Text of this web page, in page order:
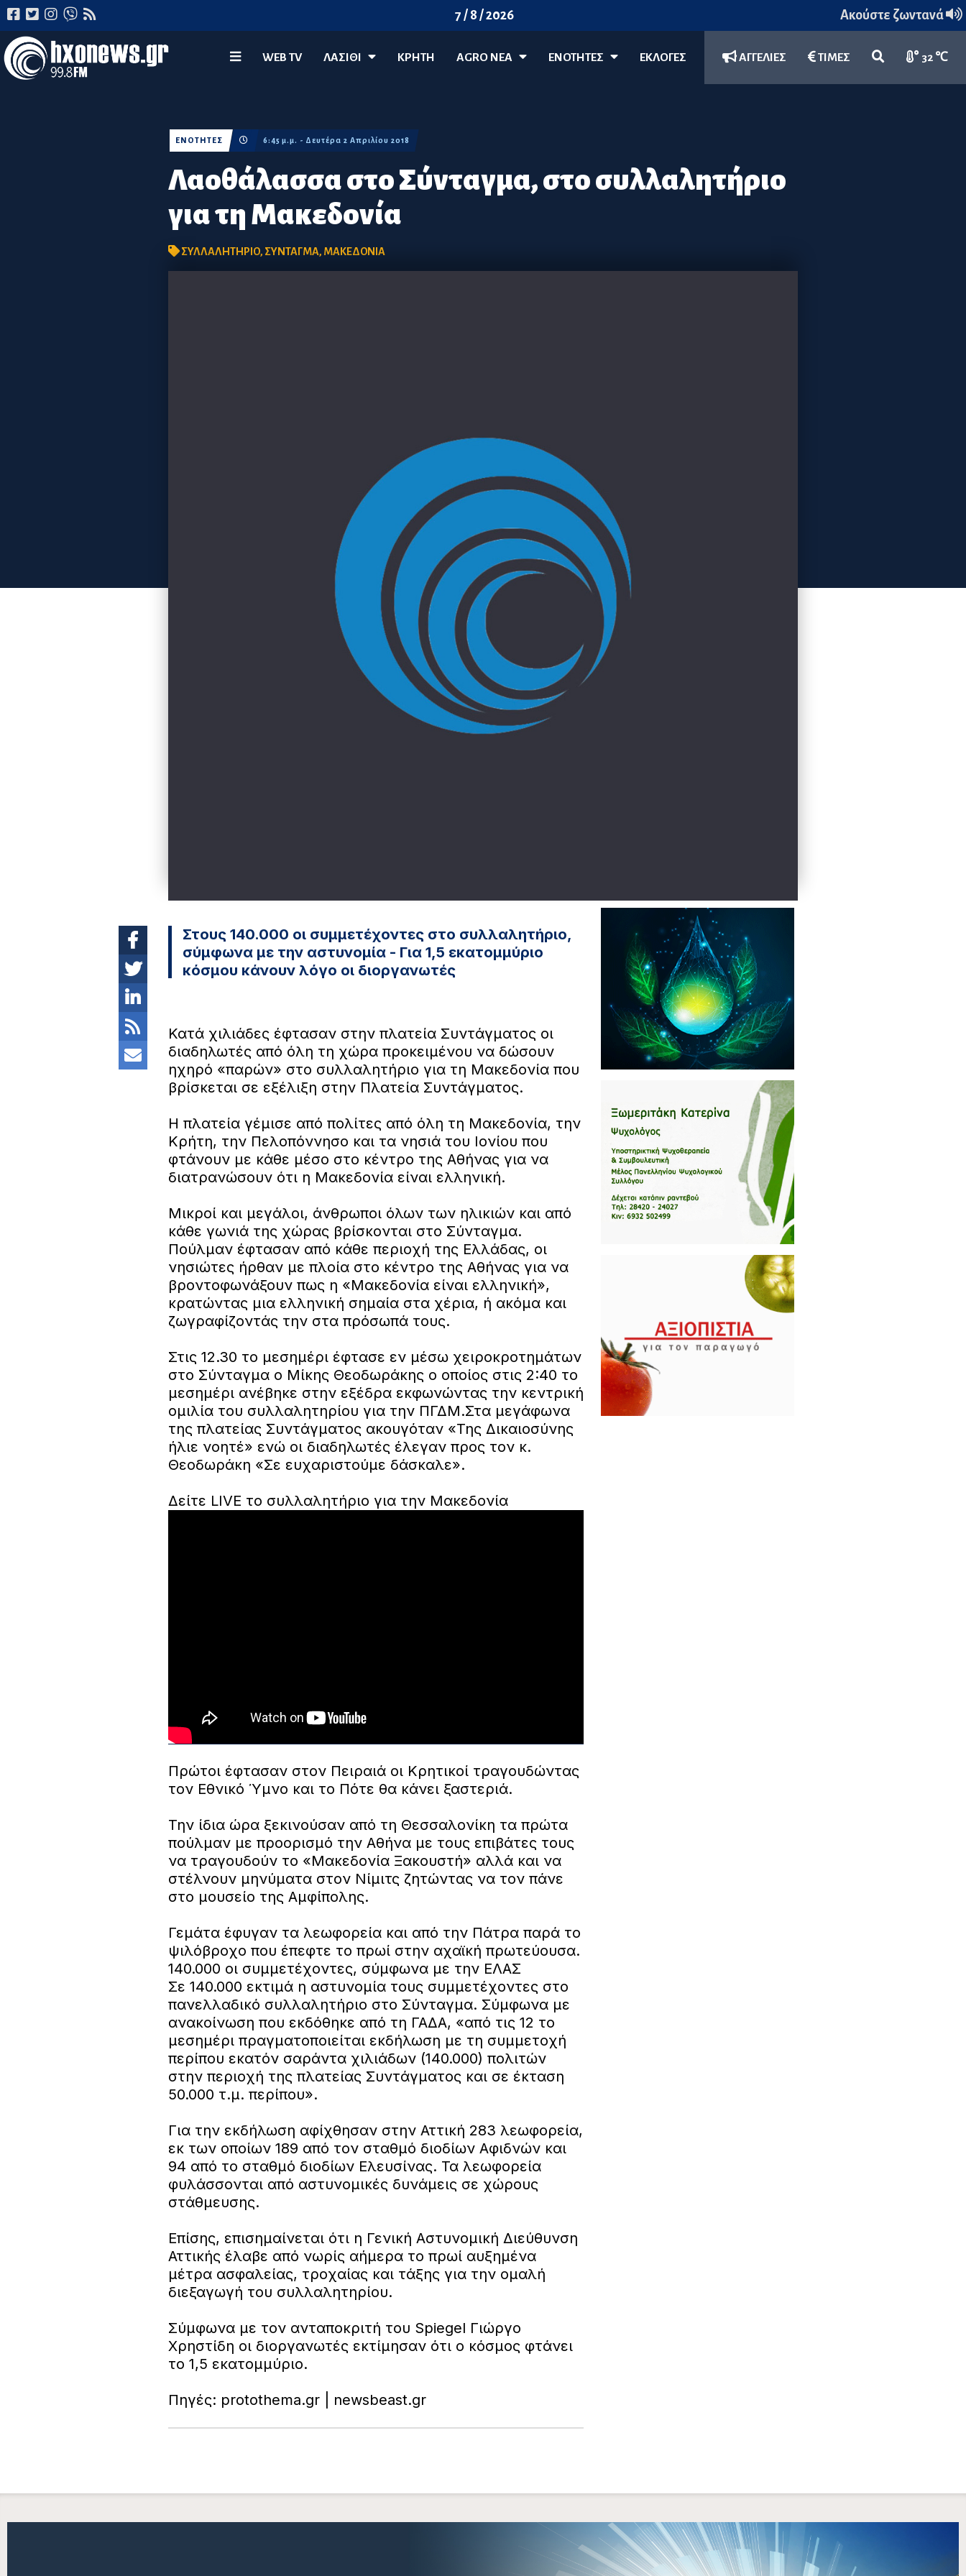
7 / 8 / 2026 Ακούστε ζωντανά
WEB TV ΛΑΣΊΘΙ ΚΡΗΤΗ AGRO ΝΈΑ ΕΝΟΤΗΤΕΣ ΕΚΛΟΓΕΣ ΑΓΓΕΛΙΕΣ ΤΙΜΕΣ 32 ℃
Λαοθάλασσα στο Σύνταγμα, στο συλλαλητήριο
για τη Μακεδονία
ΕΝΟΤΗΤΕΣ 6:45 μ.μ. - Δευτέρα 2 Απριλίου 2018
ΣΥΛΛΑΛΗΤΗΡΙΟ, ΣΥΝΤΑΓΜΑ, ΜΑΚΕΔΟΝΙΑ
Στους 140.000 οι συμμετέχοντες στο συλλαλητήριο,
σύμφωνα με την αστυνομία - Για 1,5 εκατομμύριο
κόσμου κάνουν λόγο οι διοργανωτές
Κατά χιλιάδες έφτασαν στην πλατεία Συντάγματος οι
διαδηλωτές από όλη τη χώρα προκειμένου να δώσουν
ηχηρό «παρών» στο συλλαλητήριο για τη Μακεδονία που
βρίσκεται σε εξέλιξη στην Πλατεία Συντάγματος.
Η πλατεία γέμισε από πολίτες από όλη τη Μακεδονία, την
Κρήτη, την Πελοπόννησο και τα νησιά του Ιονίου που
φτάνουν με κάθε μέσο στο κέντρο της Αθήνας για να
διατρανώσουν ότι η Μακεδονία είναι ελληνική.
Μικροί και μεγάλοι, άνθρωποι όλων των ηλικιών και από
κάθε γωνιά της χώρας βρίσκονται στο Σύνταγμα.
Πούλμαν έφτασαν από κάθε περιοχή της Ελλάδας, οι
νησιώτες ήρθαν με πλοία στο κέντρο της Αθήνας για να
βροντοφωνάξουν πως η «Μακεδονία είναι ελληνική»,
κρατώντας μια ελληνική σημαία στα χέρια, ή ακόμα και
ζωγραφίζοντάς την στα πρόσωπά τους.
Στις 12.30 το μεσημέρι έφτασε εν μέσω χειροκροτημάτων
στο Σύνταγμα ο Μίκης Θεοδωράκης ο οποίος στις 2:40 το
μεσημέρι ανέβηκε στην εξέδρα εκφωνώντας την κεντρική
ομιλία του συλλαλητηρίου για την ΠΓΔΜ.Στα μεγάφωνα
της πλατείας Συντάγματος ακουγόταν «Της Δικαιοσύνης
ήλιε νοητέ» ενώ οι διαδηλωτές έλεγαν προς τον κ.
Θεοδωράκη «Σε ευχαριστούμε δάσκαλε».
Δείτε LIVE το συλλαλητήριο για την Μακεδονία
Πρώτοι έφτασαν στον Πειραιά οι Κρητικοί τραγουδώντας
τον Εθνικό Ύμνο και το Πότε θα κάνει ξαστεριά.
Την ίδια ώρα ξεκινούσαν από τη Θεσσαλονίκη τα πρώτα
πούλμαν με προορισμό την Αθήνα με τους επιβάτες τους
να τραγουδούν το «Μακεδονία Ξακουστή» αλλά και να
στέλνουν μηνύματα στον Νίμιτς ζητώντας να τον πάνε
στο μουσείο της Αμφίπολης.
Γεμάτα έφυγαν τα λεωφορεία και από την Πάτρα παρά το
ψιλόβροχο που έπεφτε το πρωί στην αχαϊκή πρωτεύουσα.
140.000 οι συμμετέχοντες, σύμφωνα με την ΕΛΑΣ
Σε 140.000 εκτιμά η αστυνομία τους συμμετέχοντες στο
πανελλαδικό συλλαλητήριο στο Σύνταγμα. Σύμφωνα με
ανακοίνωση που εκδόθηκε από τη ΓΑΔΑ, «από τις 12 το
μεσημέρι πραγματοποιείται εκδήλωση με τη συμμετοχή
περίπου εκατόν σαράντα χιλιάδων (140.000) πολιτών
στην περιοχή της πλατείας Συντάγματος και σε έκταση
50.000 τ.μ. περίπου».
Για την εκδήλωση αφίχθησαν στην Αττική 283 λεωφορεία,
εκ των οποίων 189 από τον σταθμό διοδίων Αφιδνών και
94 από το σταθμό διοδίων Ελευσίνας. Τα λεωφορεία
φυλάσσονται από αστυνομικές δυνάμεις σε χώρους
στάθμευσης.
Επίσης, επισημαίνεται ότι η Γενική Αστυνομική Διεύθυνση
Αττικής έλαβε από νωρίς αήμερα το πρωί αυξημένα
μέτρα ασφαλείας, τροχαίας και τάξης για την ομαλή
διεξαγωγή του συλλαλητηρίου.
Σύμφωνα με τον ανταποκριτή του Spiegel Γιώργο
Χρηστίδη οι διοργανωτές εκτίμησαν ότι ο κόσμος φτάνει
το 1,5 εκατομμύριο.
Πηγές: protothema.gr | newsbeast.gr